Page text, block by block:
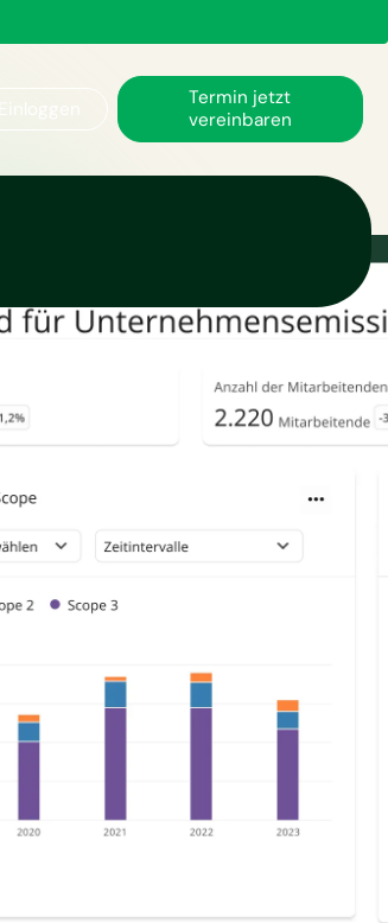
Termin jetzt
vereinbaren